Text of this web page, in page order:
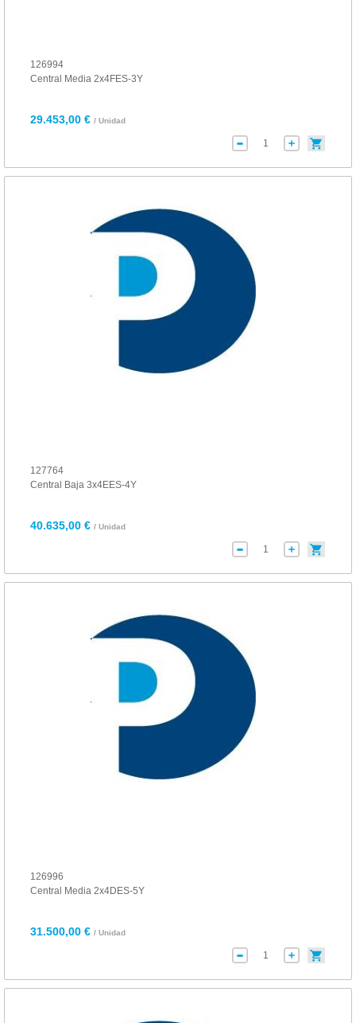
126994
Central Media 2x4FES-3Y
29.453,00 € / Unidad
127764
Central Baja 3x4EES-4Y
40.635,00 € / Unidad
126996
Central Media 2x4DES-5Y
31.500,00 € / Unidad